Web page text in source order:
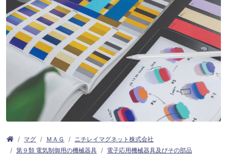
マグ ＭＡＧ
ニチレイマグネット株式会社
第９類 電気制御用の機械器具
電子応用機械器具及びその部品